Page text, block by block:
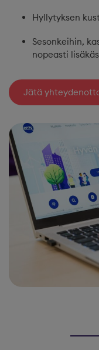
Hyllytyksen
Sesonkeihin,
nopeasti
Jätä